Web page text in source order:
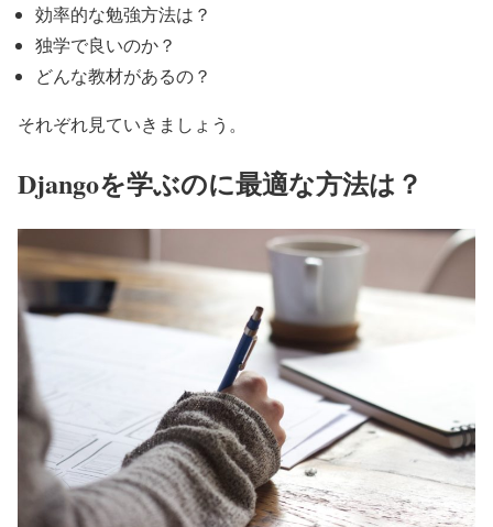
効率的な勉強方法は？
独学で良いのか？
どんな教材があるの？
それぞれ見ていきましょう。
Djangoを学ぶのに最適な方法は？